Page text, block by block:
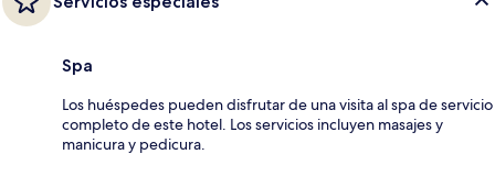
Spa
Los huéspedes pueden disfrutar de una visita al spa de servicio
completo de este hotel. Los servicios incluyen masajes y
manicura y pedicura.